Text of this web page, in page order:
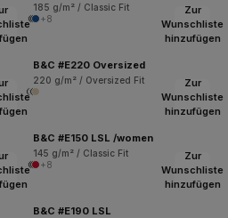
185 g/m² / Classic Fit
+8
Zur
Wunschliste
hinzufügen
B&C #E220 Oversized
220 g/m² / Oversized Fit
Zur
Wunschliste
hinzufügen
B&C #E150 LSL /women
145 g/m² / Classic Fit
+8
Zur
Wunschliste
hinzufügen
B&C #E190 LSL